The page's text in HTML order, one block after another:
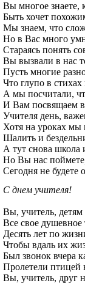
Вы многое знаете,
Быть хочет
Мы знаем, что
Но в Вас много
Стараясь понять
Вы вызвали в нас
Пусть многие
Что глупо в стихах
А мы посчитали,
И Вам посвящаем
Учителя день,
Хотя на уроках мы
Шалить и
А тут снова
Но Вы нас
Сегодня не будете
С днем учителя!
Вы, учитель, детям
Все свое душевное
Десять лет по
Чтобы вдаль их
Был звонок вчера
Пролетели птицей
Вы, учитель, друг